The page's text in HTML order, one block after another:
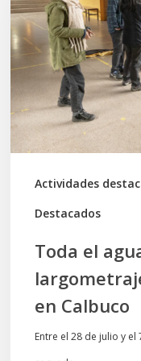
Actividades
Destacados
del
mar:
largometraje
de
ficción
se
graba
Toda el
en Calbuco
Entre el 28 de julio y